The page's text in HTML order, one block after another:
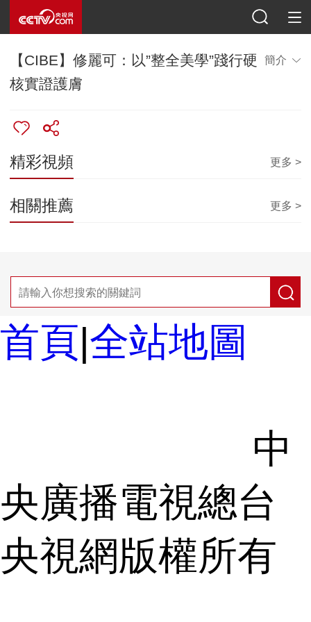
【CIBE】修麗可：以”整全美學”踐行硬
核實證護膚
簡介
精彩視頻 更多 >
相關推薦 更多 >
首頁|全站地圖
中
央廣播電視總台
央視網版權所有